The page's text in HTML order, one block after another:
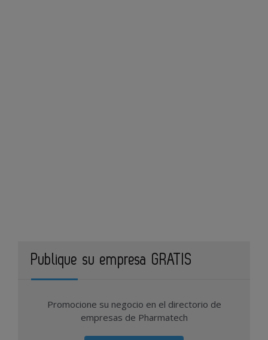
Publique su empresa GRATIS
Promocione su negocio en el directorio de
empresas de Pharmatech